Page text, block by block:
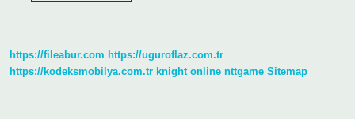
https://fileabur.com https://uguroflaz.com.tr
https://kodeksmobilya.com.tr knight online nttgame Sitemap